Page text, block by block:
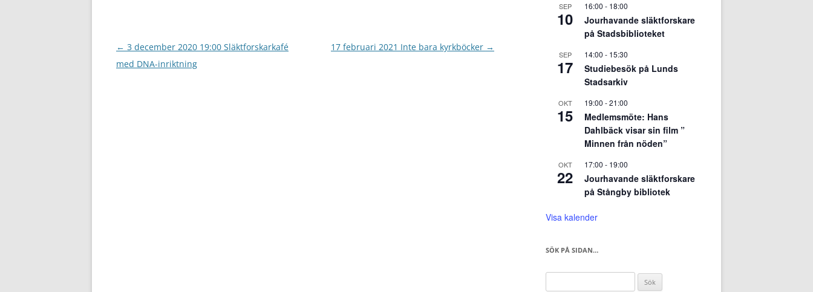
Inläggsnavigering
← 3 december 2020 19:00 Släktforskarkafé
med DNA-inriktning
17 februari 2021 Inte bara kyrkböcker →
SEP
10
16:00 - 18:00
Jourhavande släktforskare
på Stadsbiblioteket
SEP
17
14:00 - 15:30
Studiebesök på Lunds
Stadsarkiv
OKT
15
19:00 -21:00
Medlemsmöte: Hans
Dahlbäck visar sin film ”
Minnen från nöden”
OKT
22
17:00 - 19:00
Jourhavande släktforskare
på Stångby bibliotek
Visa kalender
SÖK PÅ SIDAN…